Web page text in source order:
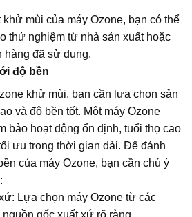
mùi của máy Ozone, bạn có thể
thử nghiệm từ nhà sản xuất hoặc
hàng đã sử dụng.
độ bền
khử mùi, bạn cần lựa chọn sản
và độ bền tốt. Một máy Ozone
bảo hoạt động ổn định, tuổi thọ cao
ưu trong thời gian dài. Để đánh
của máy Ozone, bạn cần chú ý
Lựa chọn máy Ozone từ các
gốc xuất xứ rõ ràng.